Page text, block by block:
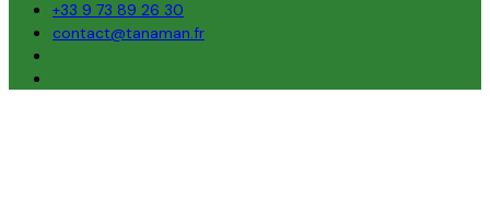
+33 9 73 89 26 30
contact@tanaman.fr